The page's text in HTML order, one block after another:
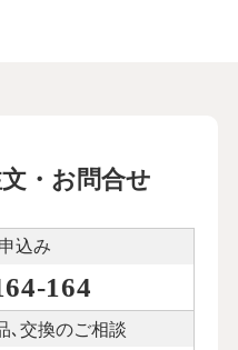
・お問合せ
込み
164
､交換のご相談